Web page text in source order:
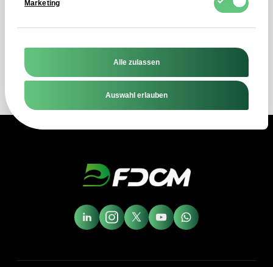
Marketing
Alle zulassen
Auswahl erlauben
eine direkte Antwort auf Ihre Frage!